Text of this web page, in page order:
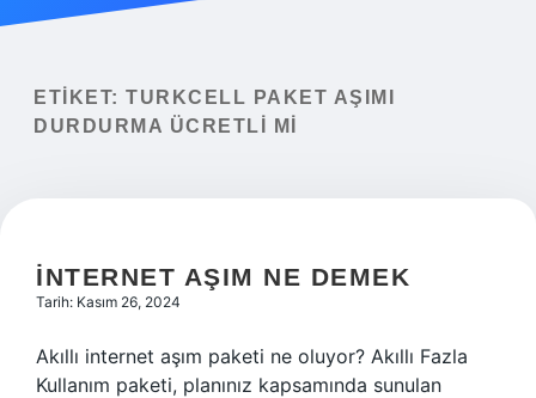
Yasal Uyarı
ETIKET: TURKCELL PAKET AŞIMI
DURDURMA ÜCRETLI MI
İNTERNET AŞIM NE DEMEK
Tarih: Kasım 26, 2024
Akıllı internet aşım paketi ne oluyor? Akıllı Fazla
Kullanım paketi, planınız kapsamında sunulan